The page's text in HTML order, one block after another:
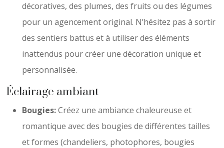
décoratives, des plumes, des fruits ou des légumes
pour un agencement original. N’hésitez pas à sortir
des sentiers battus et à utiliser des éléments
inattendus pour créer une décoration unique et
personnalisée.
Éclairage ambiant
Bougies:Créez une ambiance chaleureuse et
romantique avec des bougies de différentes tailles
et formes (chandeliers, photophores, bougies